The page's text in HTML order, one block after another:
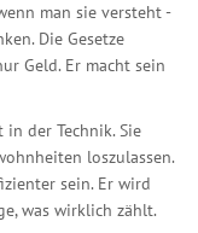
man sie versteht -
Die Gesetze
Geld. Er macht sein
der Technik. Sie
loszulassen.
sein. Er wird
was wirklich zählt.